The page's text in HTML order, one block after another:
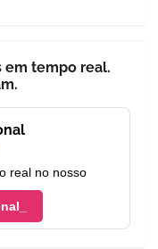
em tempo real.
real no nosso